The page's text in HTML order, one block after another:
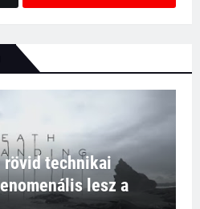
rövid technikai
lesz a